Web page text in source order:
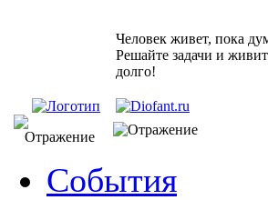
Человек живет, пока
Решайте задачи и
долго!
События